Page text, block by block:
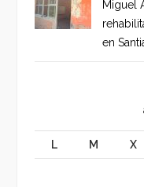
Miguel
en
L M X